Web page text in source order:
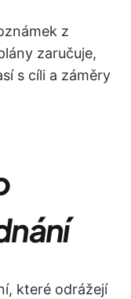
z
zaručuje,
s cíli a záměry
které odrážejí